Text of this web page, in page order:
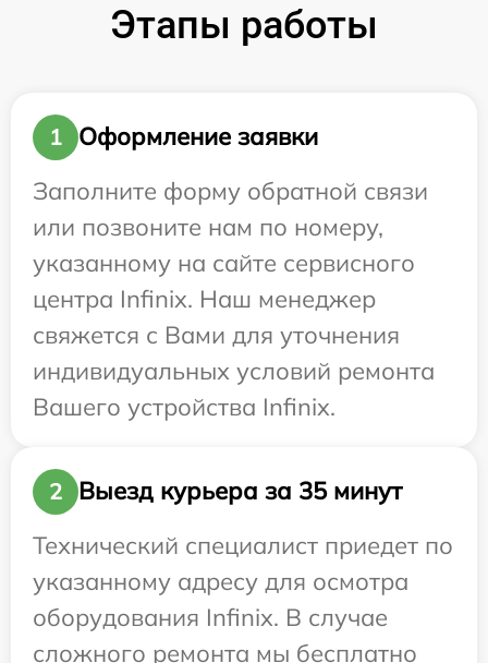
Этапы работы
1
Оформление заявки
Заполните форму обратной связи
или позвоните нам по номеру,
указанному на сайте сервисного
центра Infinix. Наш менеджер
свяжется с Вами для уточнения
индивидуальных условий ремонта
Вашего устройства Infinix.
2
Выезд курьера за 35 минут
Технический специалист приедет по
указанному адресу для осмотра
оборудования Infinix. В случае
сложного ремонта мы бесплатно